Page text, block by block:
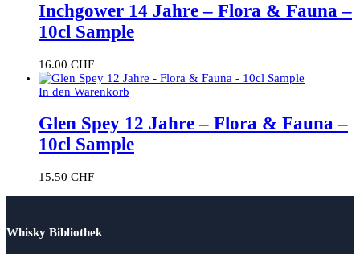
Inchgower 14 Jahre – Flora & Fauna –
10cl Sample
16.00 CHF
In den Warenkorb
Glen Spey 12 Jahre – Flora & Fauna –
10cl Sample
15.50 CHF
Whisky Bibliothek